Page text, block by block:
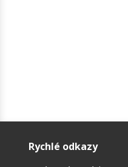
Rychlé odkazy